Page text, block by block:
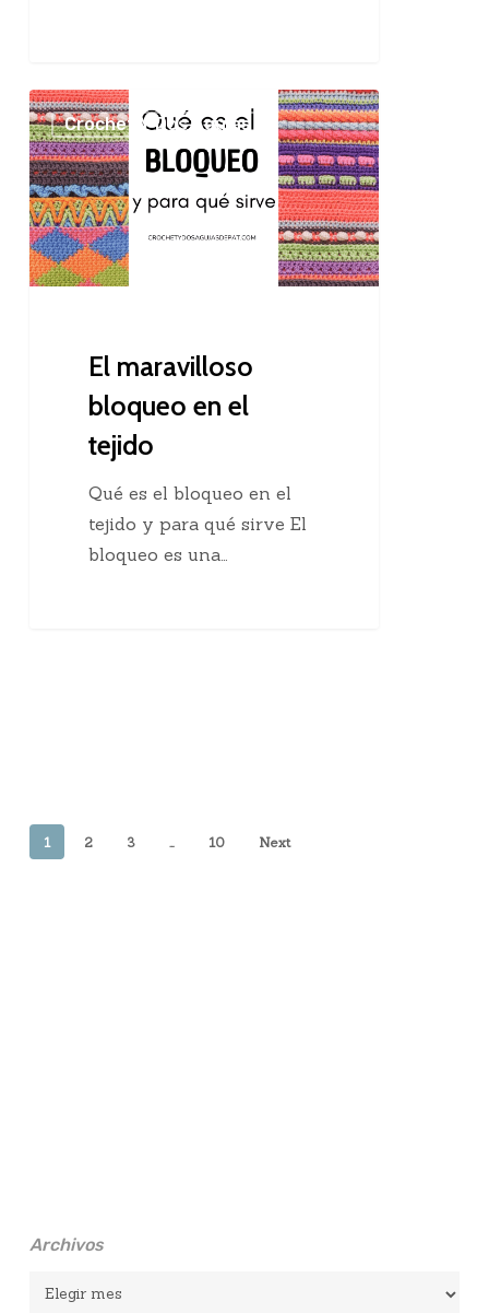
El
maravilloso
bloqueo
en
el
tejido
Crochet Y Dos Agujas
El maravilloso
bloqueo en el
tejido
Qué es el bloqueo en el
tejido y para qué sirve El
bloqueo es una…
1 2 3 … 10 Next
Archivos
Archivos